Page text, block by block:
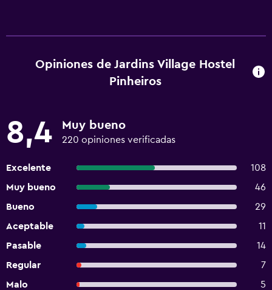
Opiniones de Jardins Village Hostel
Pinheiros
8,4 Muy bueno
220 opiniones verificadas
Excelente
108
Muy bueno
46
Bueno
29
Aceptable
11
Pasable
14
Regular
7
Malo
5